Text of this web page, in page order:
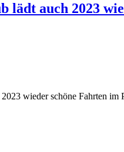
lädt auch 2023
wieder schöne Fahrten im